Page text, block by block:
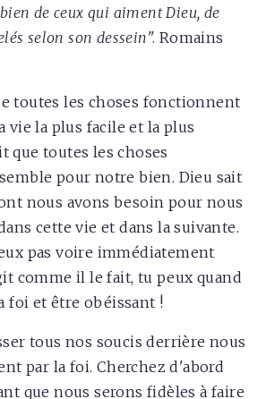
de ceux qui aiment Dieu, de
selon son dessein". Romains
toutes les choses fonctionnent
vie la plus facile et la plus
que toutes les choses
pour notre bien. Dieu sait
nous avons besoin pour nous
cette vie et dans la suivante.
pas voire immédiatement
comme il le fait, tu peux quand
foi et être obéissant !
tous nos soucis derrière nous
par la foi. Cherchez d'abord
que nous serons fidèles à faire